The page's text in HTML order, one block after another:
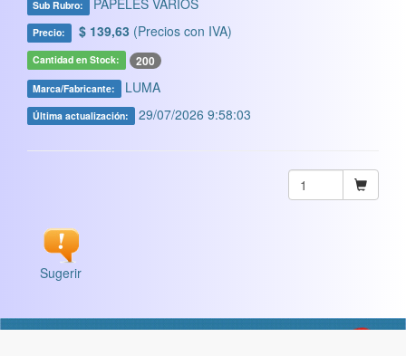
Sub Rubro: PAPELES VARIOS
Precio: $ 139,63 (Precios con IVA)
Cantidad en Stock: 200
Marca/Fabricante: LUMA
Última actualización: 29/07/2026 9:58:03
Sugerir